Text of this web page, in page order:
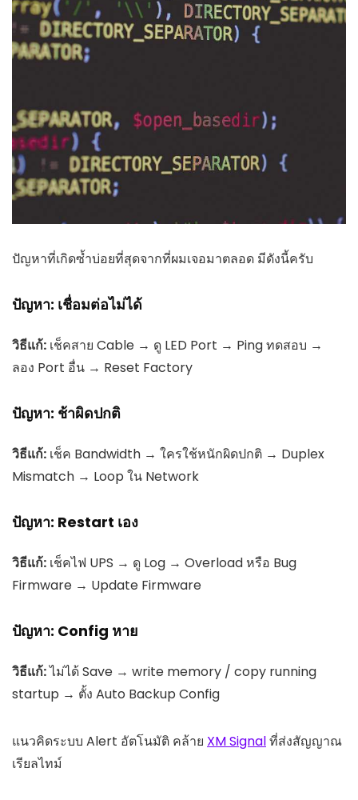
ปัญหาที่เกิดซ้ำบ่อยที่สุดจากที่ผมเจอมาตลอด มีดังนี้ครับ
ปัญหา: เชื่อมต่อไม่ได้
วิธีแก้: เช็คสาย Cable → ดู LED Port → Ping ทดสอบ →
ลอง Port อื่น → Reset Factory
ปัญหา: ช้าผิดปกติ
วิธีแก้: เช็ค Bandwidth → ใครใช้หนักผิดปกติ → Duplex
Mismatch → Loop ใน Network
ปัญหา: Restart เอง
วิธีแก้: เช็คไฟ UPS → ดู Log → Overload หรือ Bug
Firmware → Update Firmware
ปัญหา: Config หาย
วิธีแก้:ไม่ได้ Save → write memory / copy running
startup → ตั้ง Auto Backup Config
แนวคิดระบบ Alert อัตโนมัติ คล้าย XM Signalที่ส่งสัญญาณ
เรียลไทม์